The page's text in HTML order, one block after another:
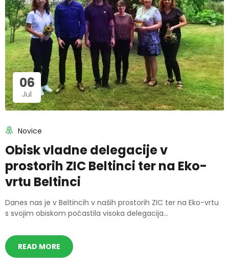
06
Jul
Novice
Obisk vladne delegacije v
prostorih ZIC Beltinci ter na Eko-
vrtu Beltinci
Danes nas je v Beltincih v naših prostorih ZIC ter na Eko-vrtu
s svojim obiskom počastila visoka delegacija...
READ MORE